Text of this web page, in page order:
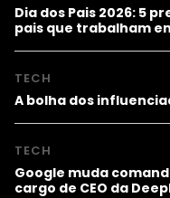
Dia dos Pais 2026: 5
pais que trabalham
TECH
A bolha dos
TECH
Google muda
cargo de CEO da